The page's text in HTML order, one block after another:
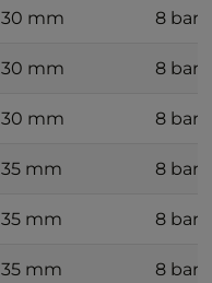
30 mm 8 bar
30 mm 8 bar
30 mm 8 bar
35 mm 8 bar
35 mm 8 bar
35 mm 8 bar